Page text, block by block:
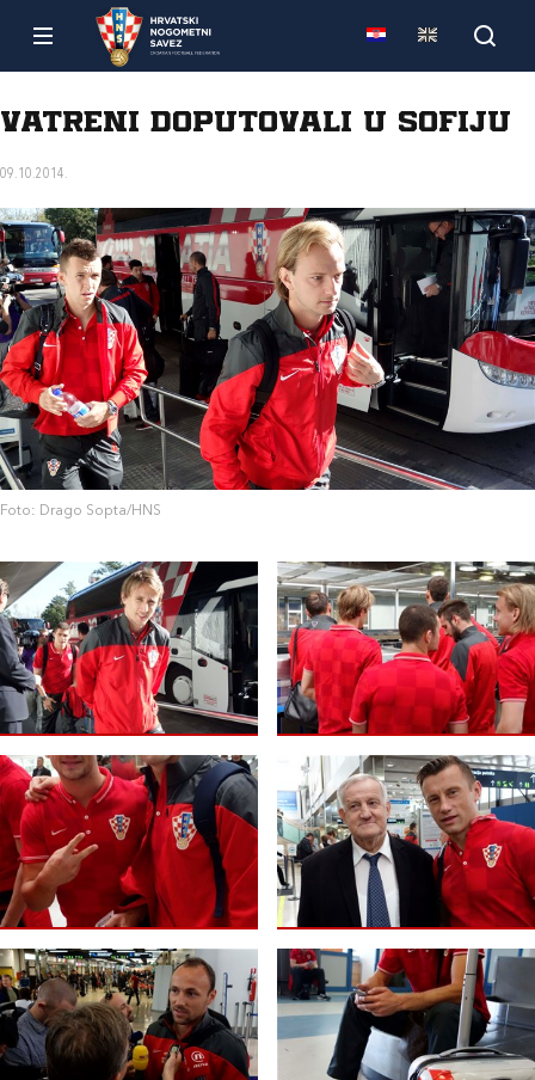
Vatreni doputovali u Sofiju
09.10.2014.
Foto: Drago Sopta/HNS